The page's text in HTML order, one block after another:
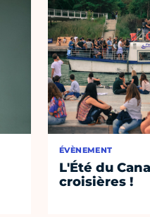
ÉVÈNEMENT
L'Été du
croisières !